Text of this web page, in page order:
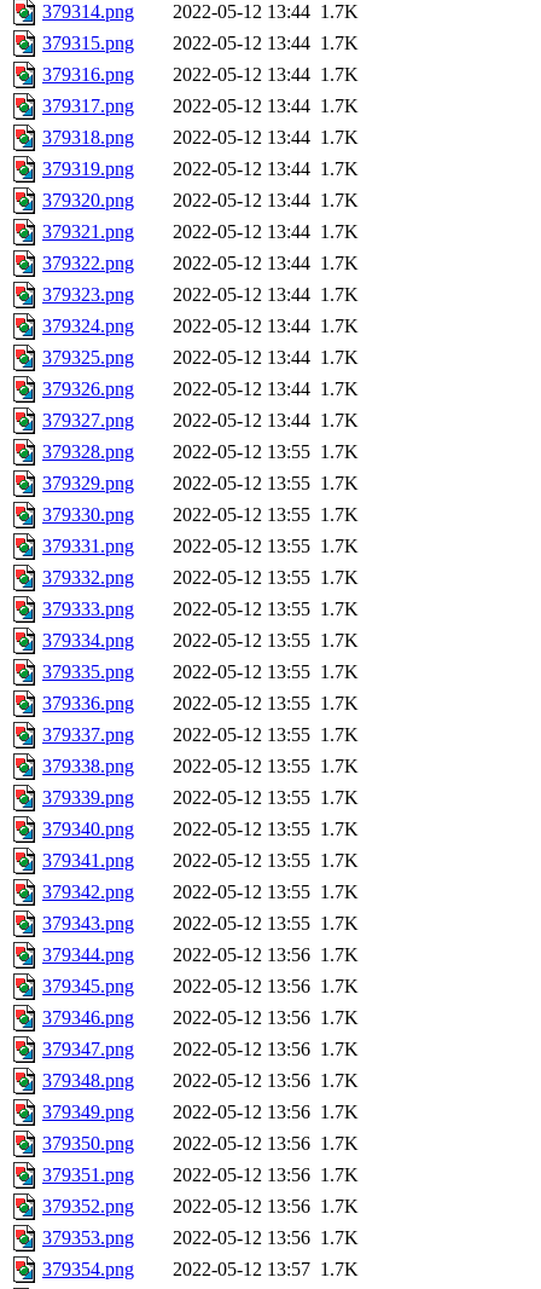
379314.png
2022-05-12 13:44 1.7K
379315.png
2022-05-12 13:44 1.7K
379316.png
2022-05-12 13:44 1.7K
379317.png
2022-05-12 13:44 1.7K
379318.png
2022-05-12 13:44 1.7K
379319.png
2022-05-12 13:44 1.7K
379320.png
2022-05-12 13:44 1.7K
379321.png
2022-05-12 13:44 1.7K
379322.png
2022-05-12 13:44 1.7K
379323.png
2022-05-12 13:44 1.7K
379324.png
2022-05-12 13:44 1.7K
379325.png
2022-05-12 13:44 1.7K
379326.png
2022-05-12 13:44 1.7K
379327.png
2022-05-12 13:44 1.7K
379328.png
2022-05-12 13:55 1.7K
379329.png
2022-05-12 13:55 1.7K
379330.png
2022-05-12 13:55 1.7K
379331.png
2022-05-12 13:55 1.7K
379332.png
2022-05-12 13:55 1.7K
379333.png
2022-05-12 13:55 1.7K
379334.png
2022-05-12 13:55 1.7K
379335.png
2022-05-12 13:55 1.7K
379336.png
2022-05-12 13:55 1.7K
379337.png
2022-05-12 13:55 1.7K
379338.png
2022-05-12 13:55 1.7K
379339.png
2022-05-12 13:55 1.7K
379340.png
2022-05-12 13:55 1.7K
379341.png
2022-05-12 13:55 1.7K
379342.png
2022-05-12 13:55 1.7K
379343.png
2022-05-12 13:55 1.7K
379344.png
2022-05-12 13:56 1.7K
379345.png
2022-05-12 13:56 1.7K
379346.png
2022-05-12 13:56 1.7K
379347.png
2022-05-12 13:56 1.7K
379348.png
2022-05-12 13:56 1.7K
379349.png
2022-05-12 13:56 1.7K
379350.png
2022-05-12 13:56 1.7K
379351.png
2022-05-12 13:56 1.7K
379352.png
2022-05-12 13:56 1.7K
379353.png
2022-05-12 13:56 1.7K
379354.png
2022-05-12 13:57 1.7K